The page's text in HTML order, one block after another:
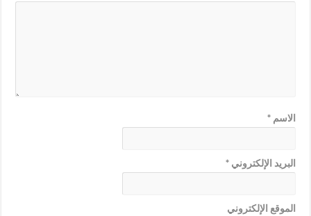
الاسم*
البريد الإلكتروني*
الموقع الإلكتروني